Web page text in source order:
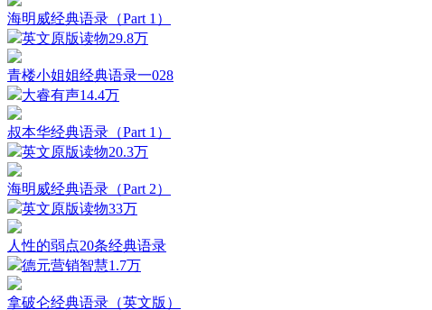
海明威经典语录（Part 1）
英文原版读物29.8万
青楼小姐姐经典语录一028
大睿有声14.4万
叔本华经典语录（Part 1）
英文原版读物20.3万
海明威经典语录（Part 2）
英文原版读物33万
人性的弱点20条经典语录
德元营销智慧1.7万
拿破仑经典语录（英文版）